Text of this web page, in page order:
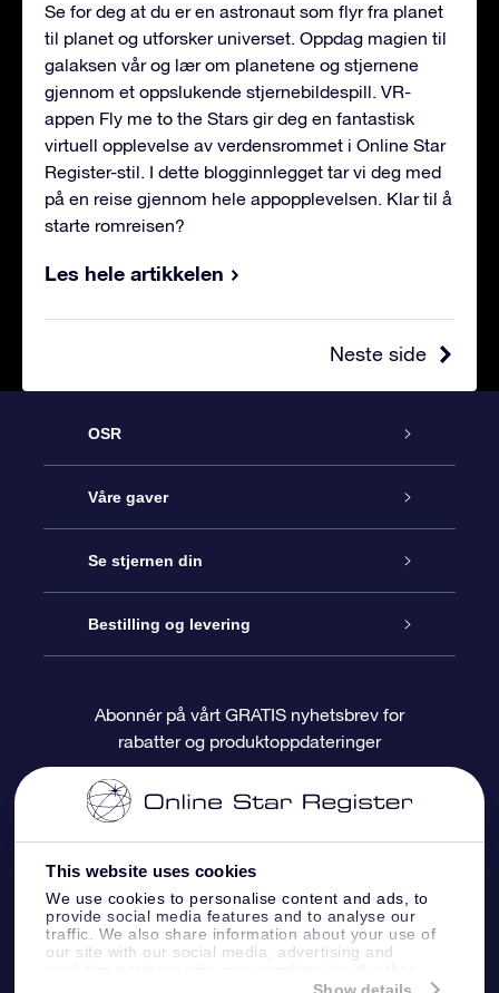
This website uses cookies
We use cookies to personalise content and ads, to
provide social media features and to analyse our
traffic. We also share information about your use of
our site with our social media, advertising and
information that you’ve provided to them or that
Se for deg at du er en astronaut som flyr fra planet
til planet og utforsker universet. Oppdag magien til
galaksen vår og lær om planetene og stjernene
gjennom et oppslukende stjernebildespill. VR-
appen Fly me to the Stars gir deg en fantastisk
virtuell opplevelse av verdensrommet i Online Star
Register-stil. I dette blogginnlegget tar vi deg med
på en reise gjennom hele appopplevelsen. Klar til å
starte romreisen?
Les hele artikkelen
Neste side
OSR
Kundeservice
Kontakt oss
Bloggen
Anmeldelser
Våre gaver
Online Stjernegave
OSR Gavepakke
OSR-gavekortet
Bedriftsgaver
Se stjernen din
Star Register
Pesontilpasset stjerneside
One Million Stars
OSR Starsaver
Fly me to the Stars VR-app
Bestilling og levering
Betalingsinformasjon
Fraktinformasjon
Returpolicy
Stjernebildene
Abonnér på vårt GRATIS nyhetsbrev for
rabatter og produktoppdateringer